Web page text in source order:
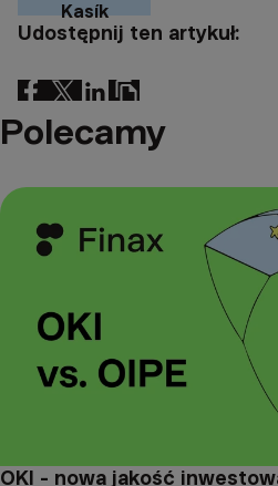
Kasík
Udostępnij ten artykuł:
Polecamy
OKI - nowa jakość